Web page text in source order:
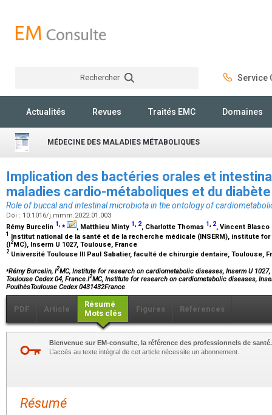
Rechercher Service
Actualités Revues Traités EMC Domaines
MÉDECINE DES MALADIES MÉTABOLIQUES
Implication des bactéries orales et
maladies cardio-métaboliques et du
Role of buccal and intestinal microbiota in the ontology of
Doi : 10.1016/j.mmm.2022.01.003
Rémy Burcelin 1,⁎ , Matthieu Minty 1, 2, Charlotte Thomas 1, 2, Vincent Blasco
1 Institut national de la santé et de la recherche médicale (INSERM), institute
(I2MC), Inserm U 1027, Toulouse, France
2 Université Toulouse III Paul Sabatier, faculté de chirurgie dentaire, Toulouse,
⁎Rémy Burcelin, I2MC, Institute for research on cardiometabolic diseases, Inserm U 1027,
Toulouse Cedex 04, France.I2MC, Institute for research on cardiometabolic diseases,
PoulhèsToulouse Cedex 0431432France
PDF Article
Résumé
Mots clés
Figures Références
Bienvenue sur EM-consulte, la référence des professionnels de santé.
L’accès au texte intégral de cet article nécessite un abonnement.
Résumé